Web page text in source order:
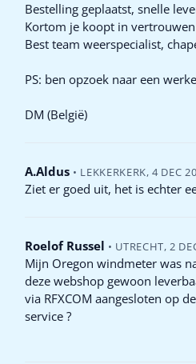
Bestelling geplaatst, snelle
Kortom je koopt in
Best team weerspecialist,
PS: ben opzoek naar een
DM (België)
A.Aldus • LEKKERKERK, 4 DEC
Ziet er goed uit, het is echter
Roelof Russel • UTRECHT, 2
Mijn Oregon windmeter was
deze webshop gewoon
via RFXCOM aangesloten op
service ?